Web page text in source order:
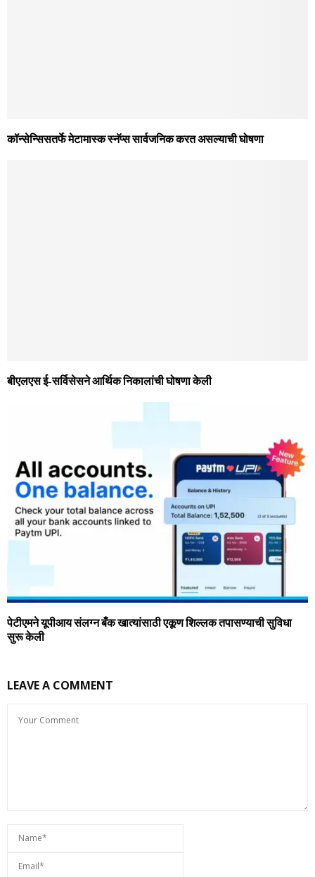
कॉन्सेन्सिसतर्फे मेटामास्क स्नॅप्स सार्वजनिक करत असल्याची घोषणा
बीएलएस ई-सर्विसेसने आर्थिक निकालांची घोषणा केली
पेटीएमने यूपीआय संलग्न बँक खात्यांसाठी एकूण शिल्लक तपासण्याची सुविधा
सुरू केली
LEAVE A COMMENT